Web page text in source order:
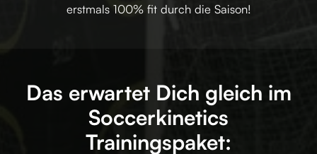
erstmals 100% fit durch die Saison!
Das erwartet Dich gleich im
Soccerkinetics
Trainingspaket: